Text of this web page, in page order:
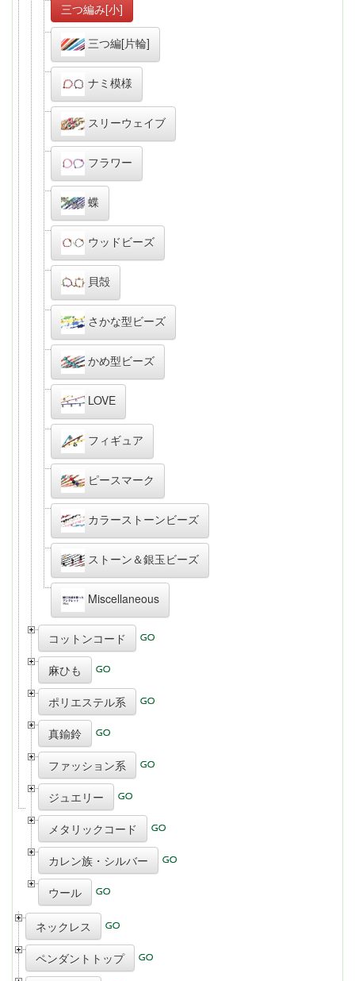
三つ編み[小]
三つ編[片輪]
ナミ模様
スリーウェイブ
フラワー
蝶
ウッドビーズ
貝殻
さかな型ビーズ
かめ型ビーズ
LOVE
フィギュア
ピースマーク
カラーストーンビーズ
ストーン＆銀玉ビーズ
Miscellaneous
コットンコード
麻ひも
ポリエステル系
真鍮鈴
ファッション系
ジュエリー
メタリックコード
カレン族・シルバー
ウール
ネックレス
ペンダントトップ